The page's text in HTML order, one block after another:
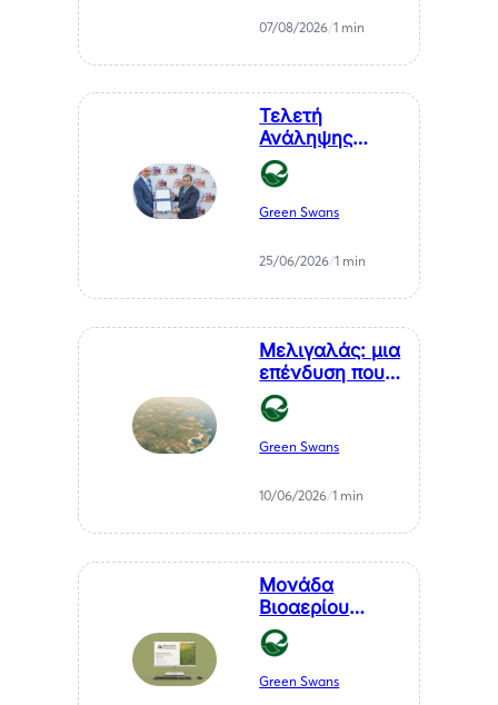
Μεσσηνίας
07/08/2026/1 min
Τελετή
Ανάληψης
Καθηκόντων
του Επίτιμου
Προξένου της
της Χιλής στη
Θεσσαλονίκη, κ.
Αθανάσιου
Green Swans
25/06/2026/1 min
Μελιγαλάς: μια
επένδυση που
μετατρέπει ένα
χρόνιο
πρόβλημα της
Μεσσηνίας σε
ενέργεια
Green Swans
10/06/2026/1 min
Μονάδα
Βιοαερίου
Βιοστερεά Α.Ε.
στον Μελιγαλά
Green Swans